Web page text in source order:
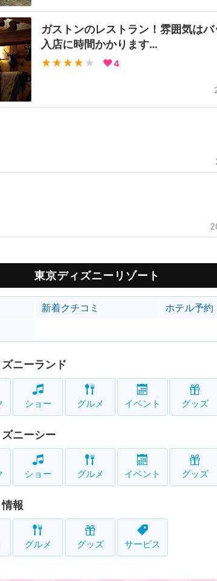
ガストンのレストラン！雰囲気はバ
入店に時間かかります…
★★★★ ★ 4
東京ディズニーリゾート
新着クチコミ
ホテル予約
ニーランド
ショー グルメ イベント グッズ
ニーシー
ショー グルメ イベント グッズ
報
グルメ グッズ サービス